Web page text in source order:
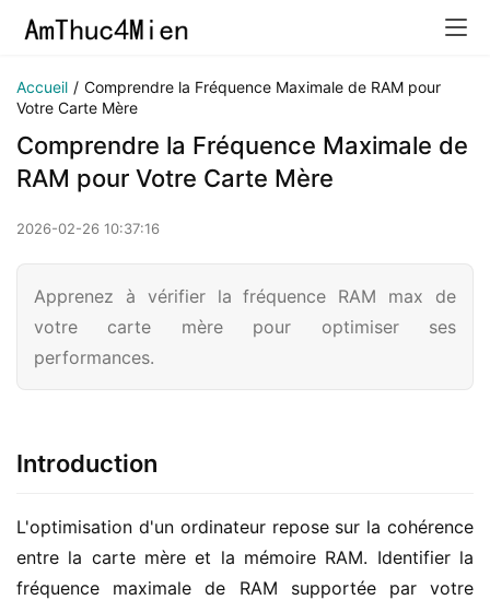
Accueil / Comprendre la Fréquence Maximale de RAM pour
Votre Carte Mère
Comprendre la Fréquence Maximale de
RAM pour Votre Carte Mère
2026-02-26 10:37:16
Apprenez à vérifier la fréquence RAM max de
votre carte mère pour optimiser ses
performances.
Introduction
L'optimisation d'un ordinateur repose sur la cohérence
entre la carte mère et la mémoire RAM. Identifier la
fréquence maximale de RAM supportée par votre